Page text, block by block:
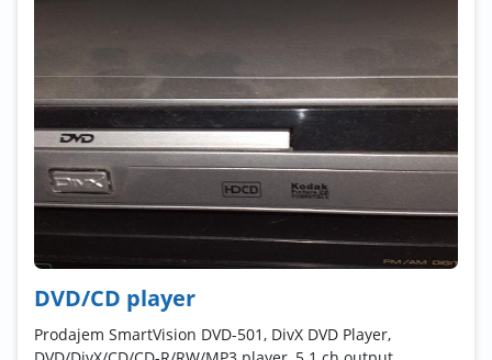
DVD/CD player
Prodajem SmartVision DVD-501, DivX DVD Player,